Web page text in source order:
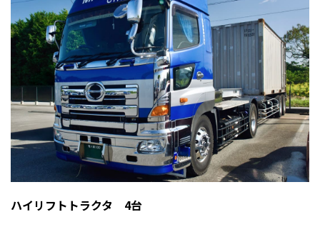
ハイリフトトラクタ 4台